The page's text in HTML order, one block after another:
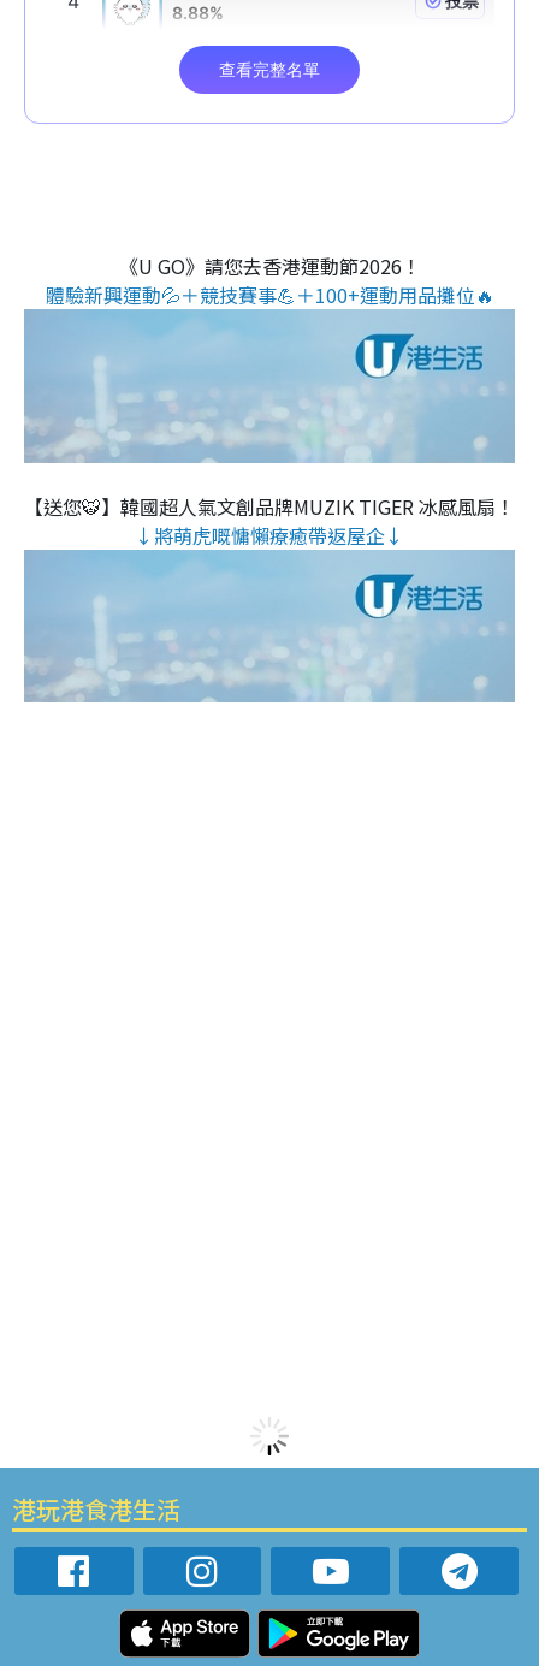
《U GO》請您去香港運動節2026！
體驗新興運動💦＋競技賽事💪＋100+運動用品攤位🔥
【送您🐯】韓國超人氣文創品牌MUZIK TIGER 冰感風扇！
↓將萌虎嘅慵懶療癒帶返屋企↓
港玩港食港生活